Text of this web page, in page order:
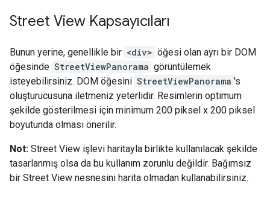
Street View Kapsayıcıları
Bunun yerine, genellikle bir <div> öğesi olan ayrı bir DOM
öğesinde StreetViewPanorama görüntülemek
isteyebilirsiniz. DOM öğesini StreetViewPanorama 's
oluşturucusuna iletmeniz yeterlidir. Resimlerin optimum
şekilde gösterilmesi için minimum 200 piksel x 200 piksel
boyutunda olması önerilir.
Not: Street View işlevi haritayla birlikte kullanılacak şekilde
tasarlanmış olsa da bu kullanım zorunlu değildir. Bağımsız
bir Street View nesnesini harita olmadan kullanabilirsiniz.